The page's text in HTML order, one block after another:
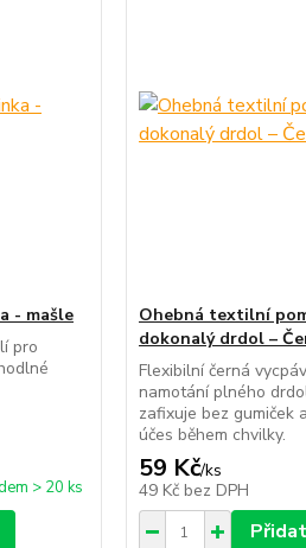
- mašle
pro
> 20 ks
Ohebná textilní
dokonalý drdol –
Flexibilní černá
namotání plného
zafixuje bez gumiček
účes během chvilky.
59 Kč/ks
49 Kč bez DPH